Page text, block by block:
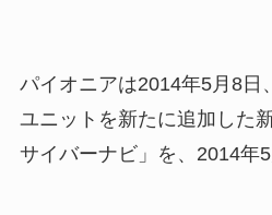
パイオニアは2014年5月8日
ユニットを新たに追加した
サイバーナビ」を、2014年